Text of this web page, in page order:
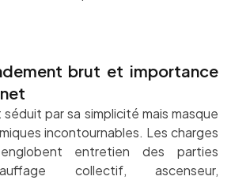
brut et importance
par sa simplicité mais masque
incontournables. Les charges
entretien des parties
collectif, ascenseur,